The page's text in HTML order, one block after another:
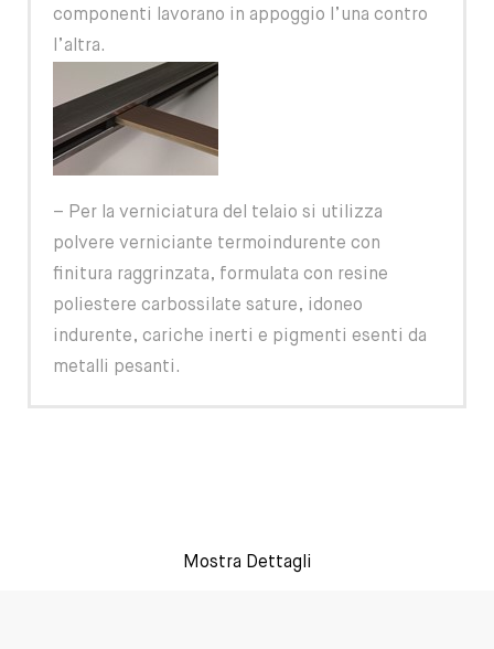
componenti lavorano in appoggio l’una contro
l’altra.
– Per la verniciatura del telaio si utilizza
polvere verniciante termoindurente con
finitura raggrinzata, formulata con resine
poliestere carbossilate sature, idoneo
indurente, cariche inerti e pigmenti esenti da
metalli pesanti.
Mostra Dettagli